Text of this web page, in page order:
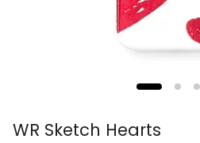
WR Sketch Hearts